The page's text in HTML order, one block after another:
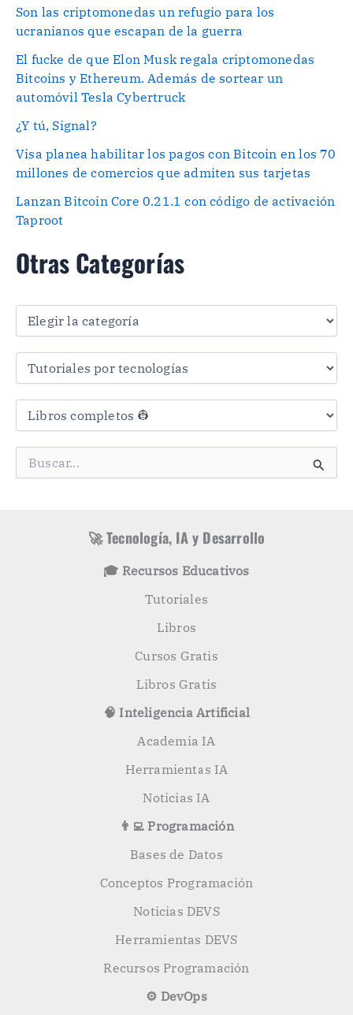
Son las criptomonedas un refugio para los
ucranianos que escapan de la guerra
El fucke de que Elon Musk regala criptomonedas
Bitcoins y Ethereum. Además de sortear un
automóvil Tesla Cybertruck
¿Y tú, Signal?
Visa planea habilitar los pagos con Bitcoin en los 70
millones de comercios que admiten sus tarjetas
Lanzan Bitcoin Core 0.21.1 con código de activación
Taproot
Otras Categorías
O
a
a
🚀 Tecnología, IA y Desarrollo
🎓 Recursos Educativos
Tutoriales
Libros
Cursos Gratis
Libros Gratis
🧠 Inteligencia Artificial
Academia IA
Herramientas IA
Noticias IA
👨‍💻 Programación
Bases de Datos
Conceptos Programación
Noticias DEVS
Herramientas DEVS
Recursos Programación
⚙️ DevOps